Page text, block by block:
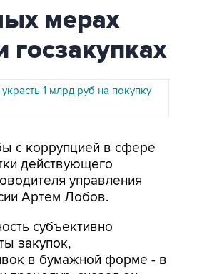
мерах
1 млрд руб на покупку
с коррупцией в сфере
действующего
управления
Артем Лобов.
субъективно
закупок,
в бумажной форме - в